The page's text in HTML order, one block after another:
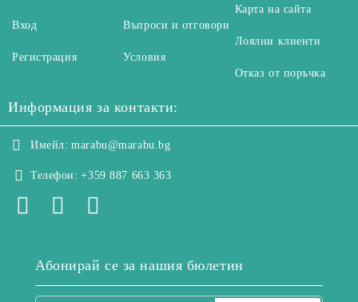
Вход
Регистрация
Въпроси и отговори
Условия
Карта на сайта
Лоялни клиенти
Отказ от поръчка
Информация за контакти:
Имейл: marabu@marabu.bg
Телефон: +359 887 663 363
Абонирай се за нашия бюлетин